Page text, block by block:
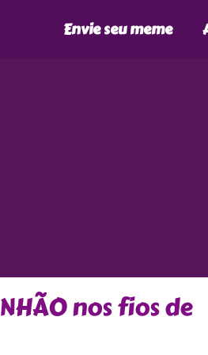
Envie seu meme
nos fios de